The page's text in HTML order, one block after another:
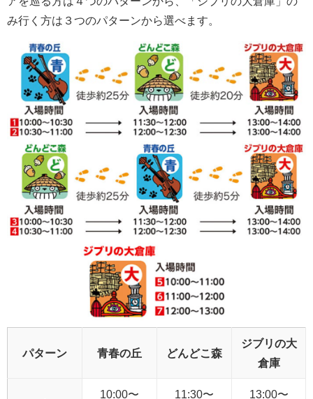
み行く方は３つのパターンから選べます。
パターン 青春の丘 どんどこ森
ジブリの大
倉庫
10:00〜
11:30〜
13:00〜